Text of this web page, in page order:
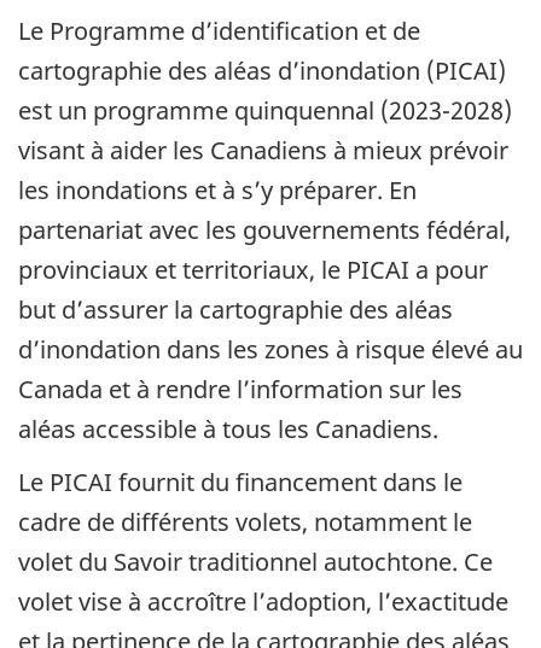
Le Programme d’identification et de
cartographie des aléas d’inondation (PICAI)
est un programme quinquennal (2023-2028)
visant à aider les Canadiens à mieux prévoir
les inondations et à s’y préparer. En
partenariat avec les gouvernements fédéral,
provinciaux et territoriaux, le PICAI a pour
but d’assurer la cartographie des aléas
d’inondation dans les zones à risque élevé au
Canada et à rendre l’information sur les
aléas accessible à tous les Canadiens.
Le PICAI fournit du financement dans le
cadre de différents volets, notamment le
volet du Savoir traditionnel autochtone. Ce
volet vise à accroître l’adoption, l’exactitude
et la pertinence de la cartographie des aléas